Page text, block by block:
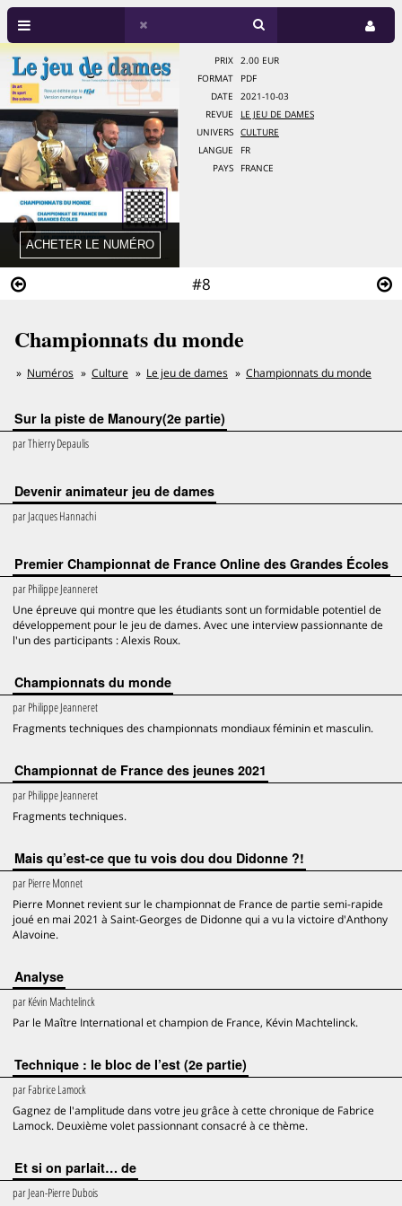
#8
PRIX
2.00 EUR
FORMAT
PDF
DATE
2021-10-03
REVUE
LE JEU DE DAMES
UNIVERS
CULTURE
LANGUE
FR
PAYS
FRANCE
Championnats du monde
Numéros Culture Le jeu de dames Championnats du monde
Sur la piste de Manoury(2e partie)
parThierry Depaulis
Devenir animateur jeu de dames
parJacques Hannachi
Premier Championnat de France Online des Grandes Écoles
parPhilippe Jeanneret
Une épreuve qui montre que les étudiants sont un formidable potentiel de
développement pour le jeu de dames. Avec une interview passionnante de
l'un des participants : Alexis Roux.
Championnats du monde
parPhilippe Jeanneret
Fragments techniques des championnats mondiaux féminin et masculin.
Championnat de France des jeunes 2021
parPhilippe Jeanneret
Fragments techniques.
Mais qu’est-ce que tu vois dou dou Didonne ?!
parPierre Monnet
Pierre Monnet revient sur le championnat de France de partie semi-rapide
joué en mai 2021 à Saint-Georges de Didonne qui a vu la victoire d'Anthony
Alavoine.
Analyse
parKévin Machtelinck
Par le Maître International et champion de France, Kévin Machtelinck.
Technique : le bloc de l’est (2e partie)
parFabrice Lamock
Gagnez de l'amplitude dans votre jeu grâce à cette chronique de Fabrice
Lamock. Deuxième volet passionnant consacré à ce thème.
Et si on parlait… de
parJean-Pierre Dubois